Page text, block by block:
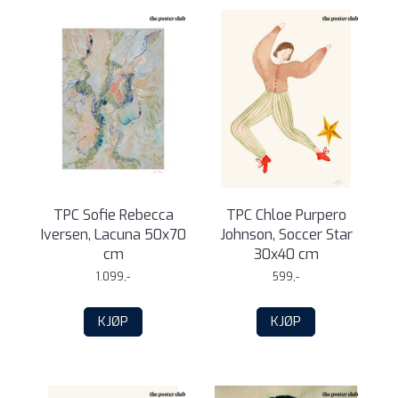
TPC Sofie Rebecca
Iversen, Lacuna 50x70
cm
1.099,-
KJØP
TPC Chloe Purpero
Johnson, Soccer Star
30x40 cm
599,-
KJØP